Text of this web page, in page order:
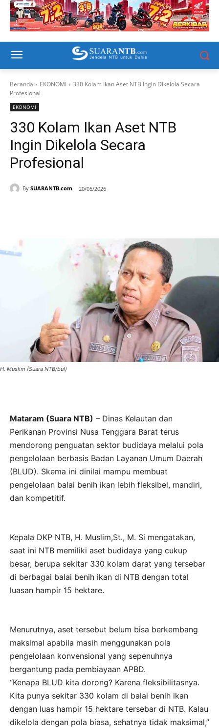
Beranda EKONOMI
330 Kolam Ikan Aset NTB Ingin Dikelola Secara
Profesional
EKONOMI
330 Kolam Ikan Aset NTB
Ingin Dikelola Secara
Profesional
By SUARANTB.com 20/05/2026
H. Muslim (Suara NTB/bul)
Mataram (Suara NTB) – Dinas Kelautan dan
Perikanan Provinsi Nusa Tenggara Barat terus
mendorong penguatan sektor budidaya melalui pola
pengelolaan berbasis Badan Layanan Umum Daerah
(BLUD). Skema ini dinilai mampu membuat
pengelolaan balai benih ikan lebih fleksibel, mandiri,
dan kompetitif.
Kepala DKP NTB, H. Muslim,St., M. Si mengatakan,
saat ini NTB memiliki aset budidaya yang cukup
besar, berupa sekitar 330 kolam darat yang tersebar
di berbagai balai benih ikan di NTB dengan total
luasan hampir 15 hektare.
Menurutnya, aset tersebut belum bisa berkembang
maksimal apabila masih menggunakan pola
pengelolaan konvensional yang sepenuhnya
bergantung pada pembiayaan APBD.
“Kenapa BLUD kita dorong? Karena fleksibilitasnya.
Kita punya sekitar 330 kolam di balai benih ikan
dengan luas hampir 15 hektare tersebar di NTB. Kalau
dikelola dengan pola biasa, sehatnya tidak maksimal,”